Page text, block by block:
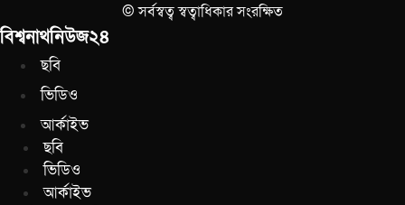
© সর্বস্বত্ব স্বত্বাধিকার সংরক্ষিত
বিশ্বনাথনিউজ২৪
ছবি
ভিডিও
আর্কাইভ
ছবি
ভিডিও
আর্কাইভ